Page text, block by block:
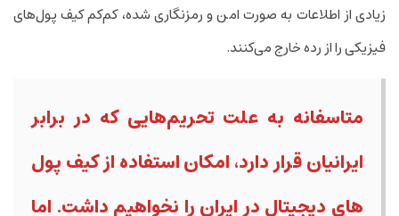
زیادی از اطلاعات به صورت امن و رمزنگاری شده، کم‌کم کیف پول‌های
فیزیکی را از رده خارج می­‌کنند.
متاسفانه به علت تحریم‌هایی که در برابر
ایرانیان قرار دارد، امکان استفاده از کیف پول
های دیجیتال در ایران را نخواهیم داشت. اما